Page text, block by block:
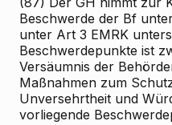
Beschwerde der Bf
unter Art 3 EMRK
Beschwerdepunkte ist
Versäumnis der
Maßnahmen zum
Unversehrtheit und
vorliegende